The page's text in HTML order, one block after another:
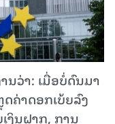
ນວ່າ: ເມື່ອບໍ່ດົນມາ
ດຄ່າດອກເບ້ຍລົງ
ງິນຝາກ, ການ